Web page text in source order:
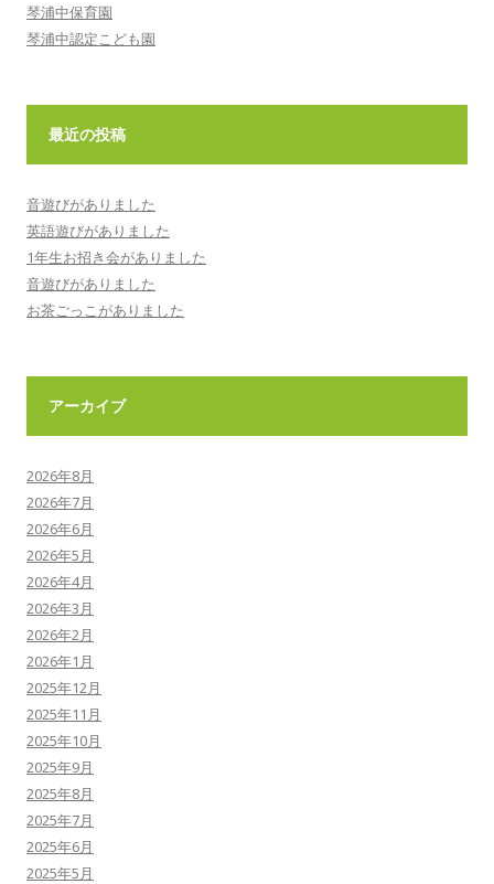
琴浦中保育園
琴浦中認定こども園
最近の投稿
音遊びがありました
英語遊びがありました
1年生お招き会がありました
音遊びがありました
お茶ごっこがありました
アーカイブ
2026年8月
2026年7月
2026年6月
2026年5月
2026年4月
2026年3月
2026年2月
2026年1月
2025年12月
2025年11月
2025年10月
2025年9月
2025年8月
2025年7月
2025年6月
2025年5月